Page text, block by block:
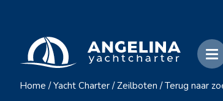
Home / Yacht Charter / Zeilboten / Terug naar